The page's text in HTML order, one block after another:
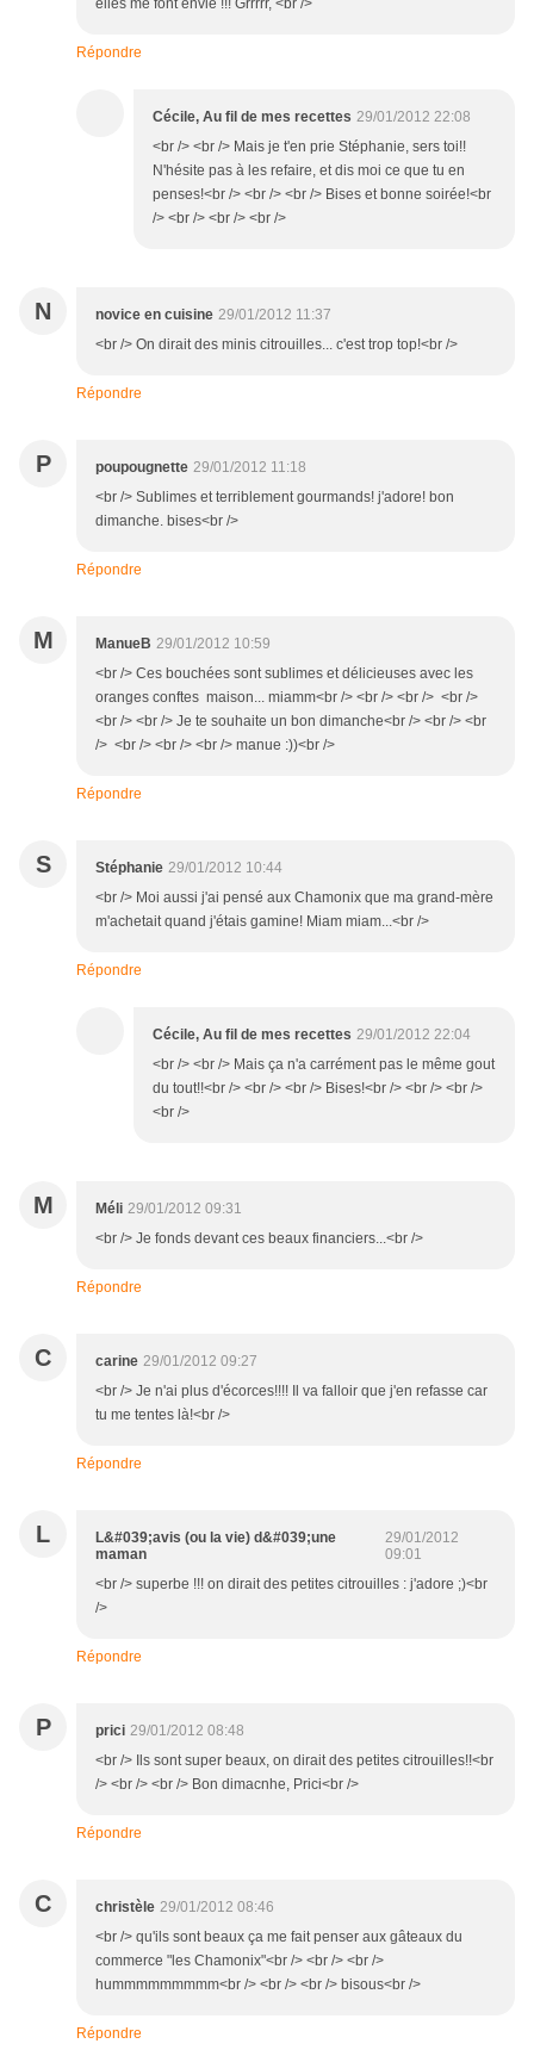
elles me font envie !!! Grrrrr, <br />
Répondre
Cécile, Au fil de mes recettes 29/01/2012 22:08
<br /> <br /> Mais je t'en prie Stéphanie, sers toi!!
N'hésite pas à les refaire, et dis moi ce que tu en
penses!<br /> <br /> <br /> Bises et bonne soirée!<br
/> <br /> <br /> <br />
N novice en cuisine 29/01/2012 11:37
<br /> On dirait des minis citrouilles... c'est trop top!<br />
Répondre
P poupougnette 29/01/2012 11:18
<br /> Sublimes et terriblement gourmands! j'adore! bon
dimanche. bises<br />
Répondre
M ManueB 29/01/2012 10:59
<br /> Ces bouchées sont sublimes et délicieuses avec les
oranges conftes maison... miamm<br /> <br /> <br /> <br />
<br /> <br /> Je te souhaite un bon dimanche<br /> <br /> <br
/> <br /> <br /> <br /> manue :))<br />
Répondre
S Stéphanie 29/01/2012 10:44
<br /> Moi aussi j'ai pensé aux Chamonix que ma grand-mère
m'achetait quand j'étais gamine! Miam miam...<br />
Répondre
Cécile, Au fil de mes recettes 29/01/2012 22:04
<br /> <br /> Mais ça n'a carrément pas le même gout
du tout!!<br /> <br /> <br /> Bises!<br /> <br /> <br />
<br />
M Méli 29/01/2012 09:31
<br /> Je fonds devant ces beaux financiers...<br />
Répondre
C carine 29/01/2012 09:27
<br /> Je n'ai plus d'écorces!!!! Il va falloir que j'en refasse car
tu me tentes là!<br />
Répondre
L
L&#039;avis (ou la vie) d&#039;une
maman
29/01/2012
09:01
<br /> superbe !!! on dirait des petites citrouilles : j'adore ;)<br
/>
Répondre
P prici 29/01/2012 08:48
<br /> Ils sont super beaux, on dirait des petites citrouilles!!<br
/> <br /> <br /> Bon dimacnhe, Prici<br />
Répondre
C christèle 29/01/2012 08:46
<br /> qu'ils sont beaux ça me fait penser aux gâteaux du
commerce "les Chamonix"<br /> <br /> <br />
hummmmmmmmm<br /> <br /> <br /> bisous<br />
Répondre